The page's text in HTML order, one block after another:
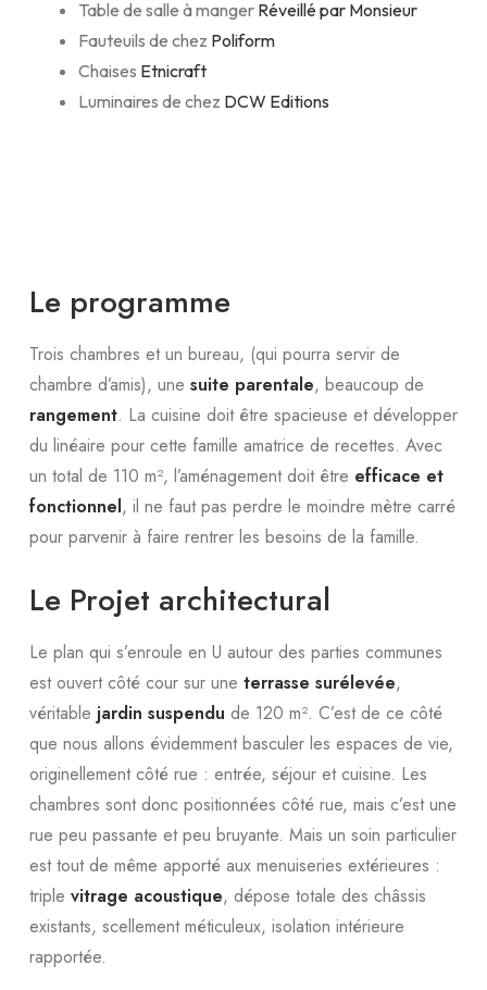
Table de salle à manger Réveillé par Monsieur
Fauteuils de chez Poliform
Chaises Etnicraft
Luminaires de chez DCW Editions
Le programme
Trois chambres et un bureau, (qui pourra servir de
chambre d’amis), une suite parentale, beaucoup de
rangement. La cuisine doit être spacieuse et développer
du linéaire pour cette famille amatrice de recettes. Avec
un total de 110 m², l’aménagement doit être efficace et
fonctionnel, il ne faut pas perdre le moindre mètre carré
pour parvenir à faire rentrer les besoins de la famille.
Le Projet architectural
Le plan qui s’enroule en U autour des parties communes
est ouvert côté cour sur une terrasse surélevée,
véritable jardin suspendu de 120 m². C’est de ce côté
que nous allons évidemment basculer les espaces de vie,
originellement côté rue : entrée, séjour et cuisine. Les
chambres sont donc positionnées côté rue, mais c’est une
rue peu passante et peu bruyante. Mais un soin particulier
est tout de même apporté aux menuiseries extérieures :
triple vitrage acoustique, dépose totale des châssis
existants, scellement méticuleux, isolation intérieure
rapportée.